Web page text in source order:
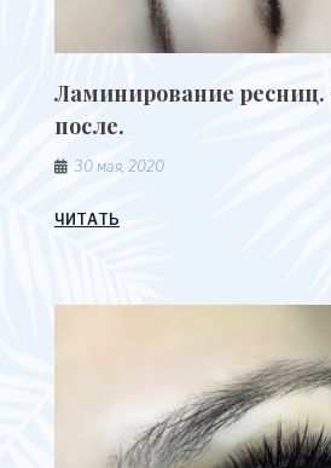
Ламинирование
после.
30 мая, 2020
ЧИТАТЬ